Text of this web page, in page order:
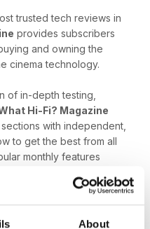
About
trusted tech reviews in
provides subscribers
and owning the
cinema technology.
of in-depth testing,
Hi-Fi? Magazine
with independent,
to get the best from all
monthly features
top of the range kit on